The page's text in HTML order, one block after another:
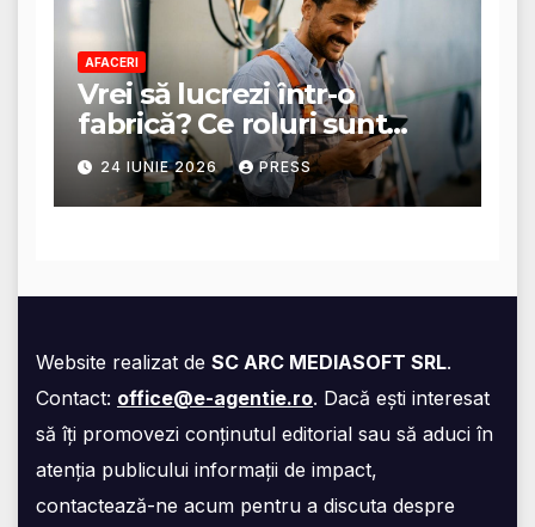
AFACERI
Vrei să lucrezi într-o
fabrică? Ce roluri sunt
disponibile și ce presupun
acestea
24 IUNIE 2026 PRESS
Website realizat de SC ARC MEDIASOFT SRL.
Contact: office@e-agentie.ro. Dacă ești interesat
să îți promovezi conținutul editorial sau să aduci în
atenția publicului informații de impact,
contactează-ne acum pentru a discuta despre